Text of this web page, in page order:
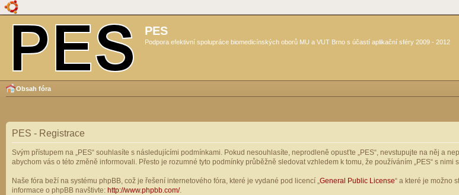
PES
Podpora efektivní spolupráce biomedicínských oborů MU a VUT Brno s účastí aplikační sféry 2009 - 2012
Obsah fóra
PES - Registrace
Svým přístupem na „PES“ souhlasíte s následujícími podmínkami. Pokud nesouhlasíte, neprodleně opusťte „PES“, nevstupujte na něj a
abychom vás o této změně informovali. Přesto je rozumné tyto podmínky průběžně sledovat vzhledem k tomu, že používáním „PES“ s nimi
Naše fóra beží na systému phpBB, což je řešení internetového fóra, které je vydané pod licencí „ General Public License“ a které je možno
informace o phpBB navštivte: http://www.phpbb.com/.